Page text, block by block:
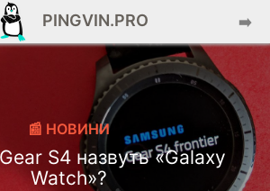
PINGVIN.PRO ➡️
📰 НОВИНИ
S4 назвуть «Galaxy
Watch»?